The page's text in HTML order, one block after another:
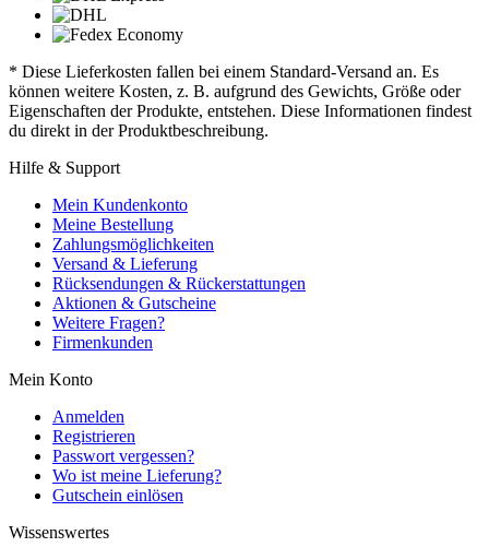
* Diese Lieferkosten fallen bei einem Standard-Versand an. Es
können weitere Kosten, z. B. aufgrund des Gewichts, Größe oder
Eigenschaften der Produkte, entstehen. Diese Informationen findest
du direkt in der Produktbeschreibung.
Hilfe & Support
Mein Kundenkonto
Meine Bestellung
Zahlungsmöglichkeiten
Versand & Lieferung
Rücksendungen & Rückerstattungen
Aktionen & Gutscheine
Weitere Fragen?
Firmenkunden
Mein Konto
Anmelden
Registrieren
Passwort vergessen?
Wo ist meine Lieferung?
Gutschein einlösen
Wissenswertes